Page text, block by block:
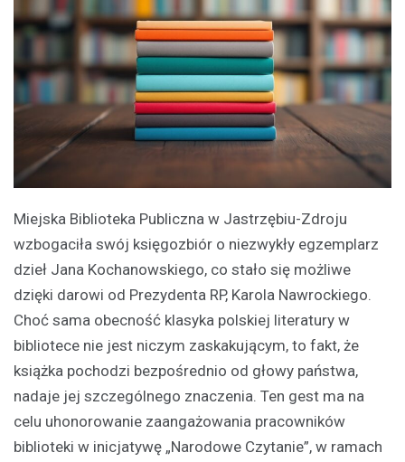
Miejska Biblioteka Publiczna w Jastrzębiu-Zdroju
wzbogaciła swój księgozbiór o niezwykły egzemplarz
dzieł Jana Kochanowskiego, co stało się możliwe
dzięki darowi od Prezydenta RP, Karola Nawrockiego.
Choć sama obecność klasyka polskiej literatury w
bibliotece nie jest niczym zaskakującym, to fakt, że
książka pochodzi bezpośrednio od głowy państwa,
nadaje jej szczególnego znaczenia. Ten gest ma na
celu uhonorowanie zaangażowania pracowników
biblioteki w inicjatywę „Narodowe Czytanie”, w ramach